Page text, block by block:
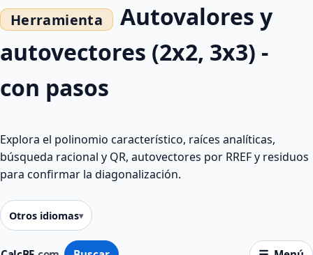
Autovalores y
autovectores (2x2, 3x3) -
con pasos
Explora el polinomio característico, raíces analíticas,
búsqueda racional y QR, autovectores por RREF y residuos
para confirmar la diagonalización.
Otros idiomas